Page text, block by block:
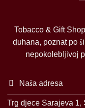
Tobacco & Gift
duhana, poznat po
nepokolebljivoj
Naša adresa
Trg djece Sarajeva 1,